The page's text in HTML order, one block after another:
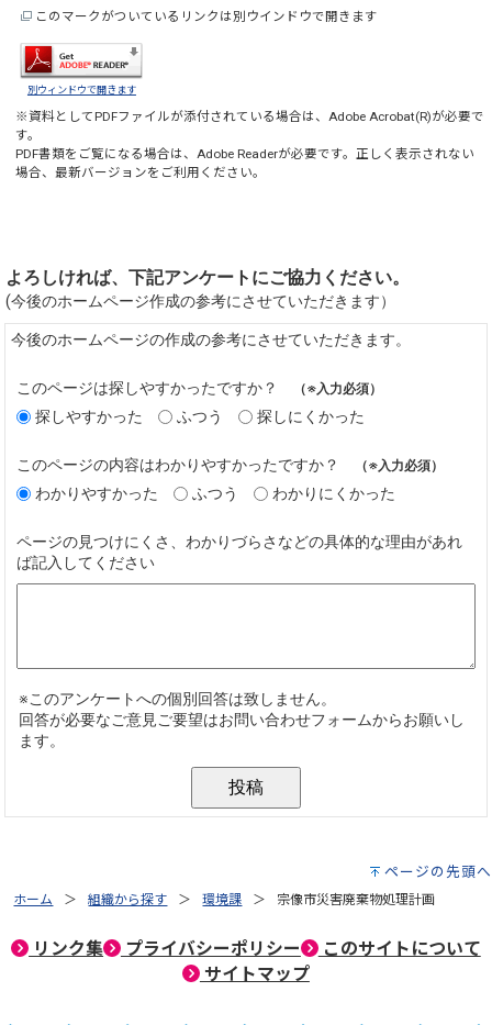
このマークがついているリンクは別ウインドウで開きます
別ウィンドウで開きます
※資料としてPDFファイルが添付されている場合は、Adobe Acrobat(R)が必要で
す。
PDF書類をご覧になる場合は、Adobe Readerが必要です。正しく表示されない
場合、最新バージョンをご利用ください。
ページの先頭へ
ホーム 組織から探す 環境課 宗像市災害廃棄物処理計画
リンク集 プライバシーポリシー
このサイトについて
サイトマップ